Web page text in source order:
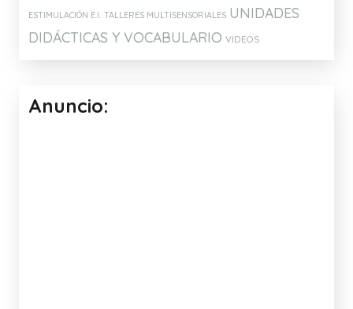
ESTIMULACIÓN E.I. TALLERES MULTISENSORIALES UNIDADES
DIDÁCTICAS Y VOCABULARIO VIDEOS
Anuncio: